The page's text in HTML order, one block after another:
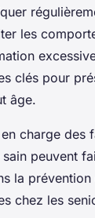
les
clés pour
âge.
charge des
peuvent
la prévention
chez les